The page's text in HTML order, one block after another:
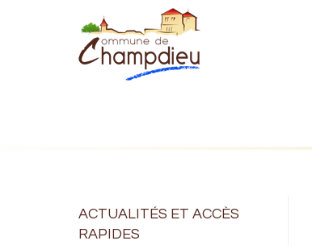
ACTUALITÉS ET ACCÈS
RAPIDES